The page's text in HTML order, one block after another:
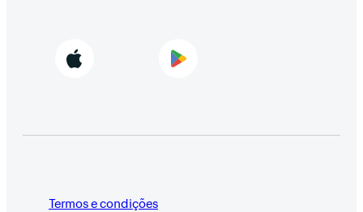
Termos e condições